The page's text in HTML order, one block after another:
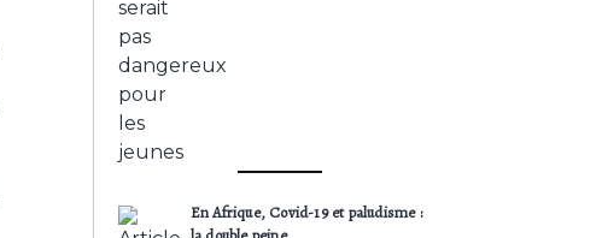
En Afrique, Covid-19 et paludisme :